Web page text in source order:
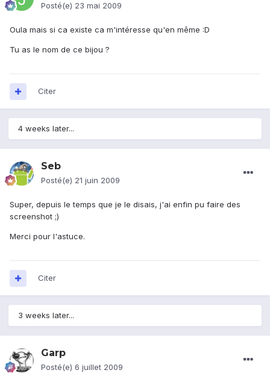
Posté(e) 23 mai 2009
Oula mais si ca existe ca m'intéresse qu'en même :D
Tu as le nom de ce bijou ?
Citer
4 weeks later...
Seb
Posté(e) 21 juin 2009
Super, depuis le temps que je le disais, j'ai enfin pu faire des
screenshot ;)
Merci pour l'astuce.
Citer
3 weeks later...
Garp
Posté(e) 6 juillet 2009